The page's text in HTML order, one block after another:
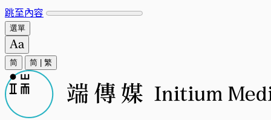
跳至內容
選單
简 简 繁